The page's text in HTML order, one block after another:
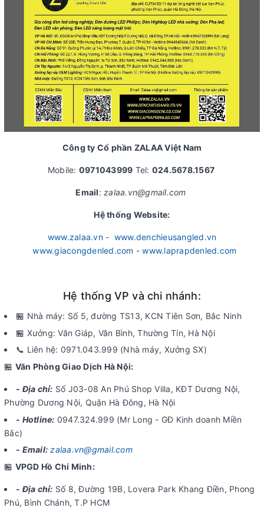
Công ty Cổ phần ZALAA Việt Nam
Mobile: 0971043999 Tel: 024.5678.1567
Email: zalaa.vn@gmail.com
Hệ thống Website:
www.zalaa.vn- www.denchieusangled.vn
www.giacongdenled.com -www.laprapdenled.com
Hệ thống VP và chi nhánh:
🏪 Nhà máy: Số 5, đường TS13, KCN Tiên Sơn, Bắc Ninh
🏪 Xưởng: Văn Giáp, Văn Bình, Thường Tín, Hà Nội
📞 Liên hệ: 0971.043.999 (Nhà máy, Xưởng SX)
🏪 Văn Phòng Giao Dịch Hà Nội:
- Địa chỉ: Số J03-08 An Phú Shop Villa, KĐT Dương Nội,
Phường Dương Nội, Quận Hà Đông, Hà Nội
- Hotline: 0947.324.999 (Mr Long - GĐ Kinh doanh Miền
Bắc)
- Email: zalaa.vn@gmail.com
🏪 VPGD Hồ Chí Minh:
- Địa chỉ: Số 8, Đường 19B, Lovera Park Khang Điền, Phong
Phú, Bình Chánh, T.P HCM